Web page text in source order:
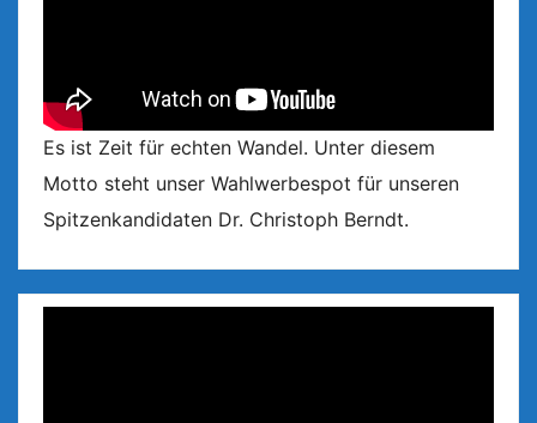
Es ist Zeit für echten Wandel. Unter diesem
Motto steht unser Wahlwerbespot für unseren
Spitzenkandidaten Dr. Christoph Berndt.